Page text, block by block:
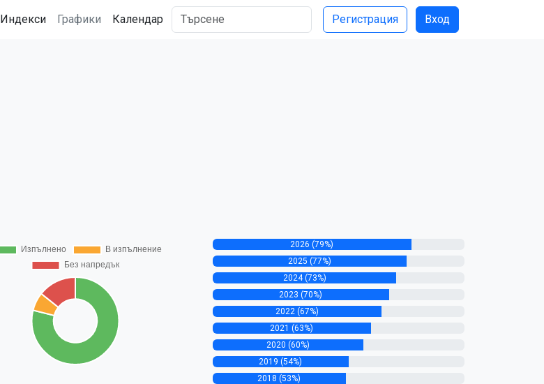
Индекси Графики Календар Регистрация Вход
2026 (79%)
2025 (77%)
2024 (73%)
2023 (70%)
2022 (67%)
2021 (63%)
2020 (60%)
2019 (54%)
2018 (53%)